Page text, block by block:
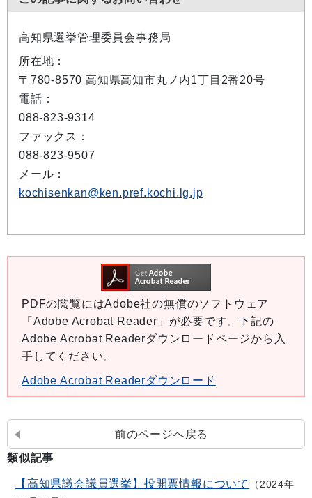
高知県選挙管理委員会事務局
所在地：
〒780-8570 高知県高知市丸ノ内1丁目2番20号
電話：
088-823-9314
ファックス：
088-823-9507
メール：
kochisenkan@ken.pref.kochi.lg.jp
PDFの閲覧にはAdobe社の無償のソフトウェア
「Adobe Acrobat Reader」が必要です。下記の
Adobe Acrobat Readerダウンロードページから入
手してください。
Adobe Acrobat Readerダウンロード
前のページへ戻る
類似記事
【高知県議会議員選挙】投開票情報について
2024年